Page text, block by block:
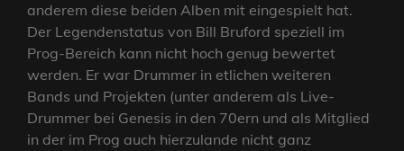
anderem diese beiden Alben mit eingespielt hat.
Der Legendenstatus von Bill Bruford speziell im
Prog-Bereich kann nicht hoch genug bewertet
werden. Er war Drummer in etlichen weiteren
Bands und Projekten (unter anderem als Live-
Drummer bei Genesis in den 70ern und als Mitglied
in der im Prog auch hierzulande nicht ganz